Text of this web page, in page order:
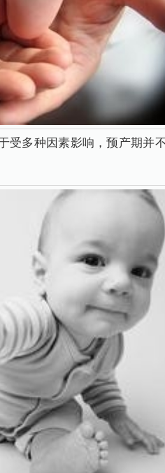
受多种因素影响，预产期并